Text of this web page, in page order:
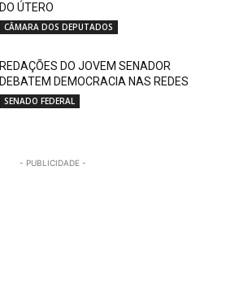
DO ÚTERO
CÂMARA DOS DEPUTADOS
REDAÇÕES DO JOVEM SENADOR
DEBATEM DEMOCRACIA NAS REDES
SENADO FEDERAL
- PUBLICIDADE -